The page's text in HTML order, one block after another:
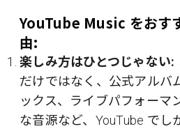
YouTube Music をおす
由:
楽しみ方はひとつじゃない:
だけではなく、公式アルバ
ックス、ライブパフォーマ
な音源など、YouTube でし